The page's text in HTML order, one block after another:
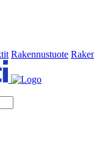
Rakennustuote